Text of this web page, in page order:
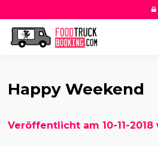
Happy Weekend
Veröffentlicht am 10-11-